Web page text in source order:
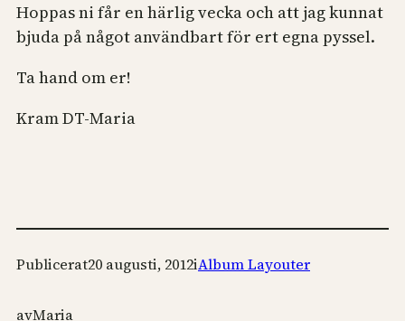
Hoppas ni får en härlig vecka och att jag kunnat
bjuda på något användbart för ert egna pyssel.
Ta hand om er!
Kram DT-Maria
Publicerat20 augusti, 2012iAlbum Layouter
avMaria